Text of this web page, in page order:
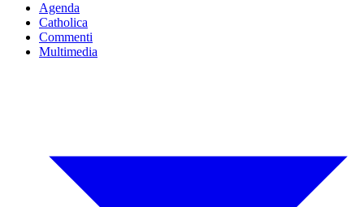
Agenda
Catholica
Commenti
Multimedia